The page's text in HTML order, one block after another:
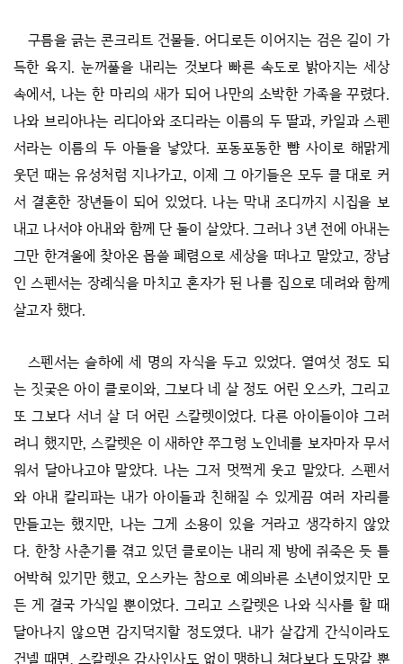
구름을 긁는 콘크리트 건물들. 어디로든 이어지는 검은 길이 가
득한 육지. 눈꺼풀을 내리는 것보다 빠른 속도로 밝아지는 세상
속에서, 나는 한 마리의 새가 되어 나만의 소박한 가족을 꾸렸다.
나와 브리아나는 리디아와 조디라는 이름의 두 딸과, 카일과 스펜
서라는 이름의 두 아들을 낳았다. 포동포동한 뺨 사이로 해맑게
웃던 때는 유성처럼 지나가고, 이제 그 아기들은 모두 클 대로 커
서 결혼한 장년들이 되어 있었다. 나는 막내 조디까지 시집을 보
내고 나서야 아내와 함께 단 둘이 살았다. 그러나 3년 전에 아내는
그만 한겨울에 찾아온 몹쓸 폐렴으로 세상을 떠나고 말았고, 장남
인 스펜서는 장례식을 마치고 혼자가 된 나를 집으로 데려와 함께
살고자 했다.
스펜서는 슬하에 세 명의 자식을 두고 있었다. 열여섯 정도 되
는 짓궂은 아이 클로이와, 그보다 네 살 정도 어린 오스카, 그리고
또 그보다 서너 살 더 어린 스칼렛이었다. 다른 아이들이야 그러
려니 했지만, 스칼렛은 이 새하얀 쭈그렁 노인네를 보자마자 무서
워서 달아나고야 말았다. 나는 그저 멋쩍게 웃고 말았다. 스펜서
와 아내 칼리파는 내가 아이들과 친해질 수 있게끔 여러 자리를
만들고는 했지만, 나는 그게 소용이 있을 거라고 생각하지 않았
다. 한창 사춘기를 겪고 있던 클로이는 내리 제 방에 쥐죽은 듯 틀
어박혀 있기만 했고, 오스카는 참으로 예의바른 소년이었지만 모
든 게 결국 가식일 뿐이었다. 그리고 스칼렛은 나와 식사를 할 때
달아나지 않으면 감지덕지할 정도였다. 내가 살갑게 간식이라도
건넬 때면, 스칼렛은 감사인사도 없이 맹하니 쳐다보다 도망갈 뿐